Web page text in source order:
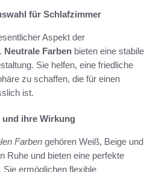
für Schlafzimmer
Aspekt der
. Neutrale Farben bieten eine stabile
Sie helfen, eine friedliche
zu schaffen, die für einen
ist.
und ihre Wirkung
Farben gehören Weiß, Beige und
Ruhe und bieten eine perfekte
Sie ermöglichen flexible